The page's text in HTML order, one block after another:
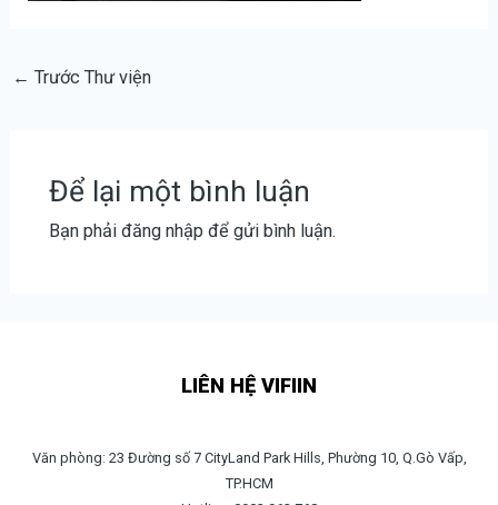
← Trước Thư viện
Để lại một bình luận
Bạn phải đăng nhậpđể gửi bình luận.
LIÊN HỆ VIFIIN
Văn phòng: 23 Đường số 7 CityLand Park Hills, Phường 10, Q.Gò Vấp,
TP.HCM